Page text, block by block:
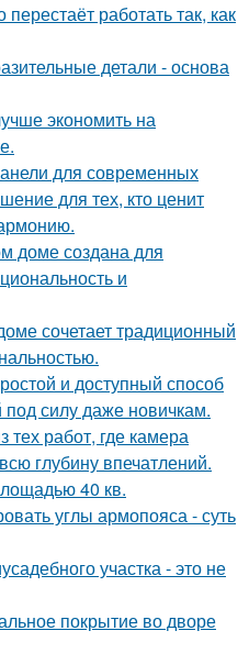
работать так, как
детали - основа
экономить на
для современных
для тех, кто ценит
доме создана для
и
сочетает традиционный
и доступный способ
силу даже новичкам.
тех работ, где камера
глубину впечатлений.
40 кв.
углы армопояса - суть
участка - это не
покрытие во дворе